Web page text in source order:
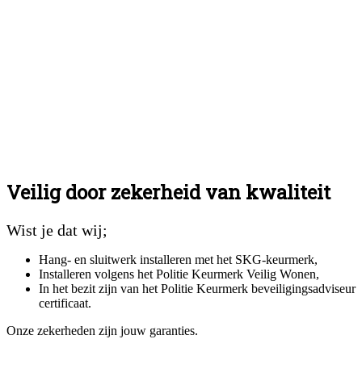
Veilig door zekerheid van kwaliteit
Wist je dat wij;
Hang- en sluitwerk installeren met het SKG-keurmerk,
Installeren volgens het Politie Keurmerk Veilig Wonen,
In het bezit zijn van het Politie Keurmerk beveiligingsadviseur
certificaat.
Onze zekerheden zijn jouw garanties.